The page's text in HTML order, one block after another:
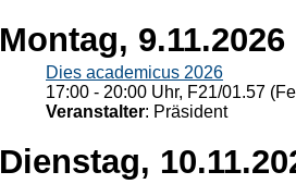
Montag, 9.11.2026
Dies academicus 2026
17:00 - 20:00 Uhr, F21/01.57
Veranstalter: Präsident
Dienstag,